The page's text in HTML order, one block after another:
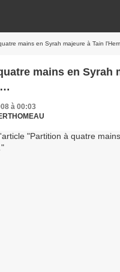
mains en Syrah majeure à Tain
mains en Syrah
à 00:03